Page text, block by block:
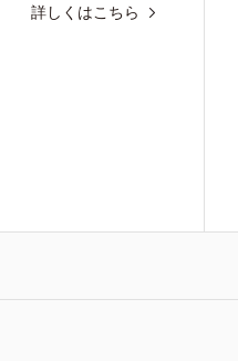
詳しくはこちら